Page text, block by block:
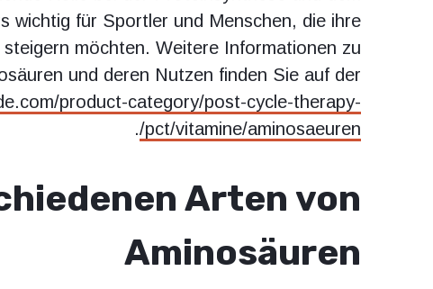
wichtig für Sportler und Menschen, die ihre
möchten. Weitere Informationen zu
und deren Nutzen finden Sie auf der
product-category/post-cycle-therapy-
pct/vitamine/aminosaeuren/
.
Arten von
Aminosäuren